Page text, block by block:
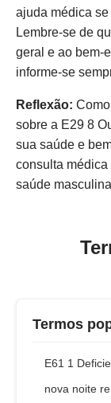
ajuda médica
Lembre-se de
geral e ao bem-
informe-se
Reflexão:
sobre a E29 8
sua saúde e
consulta
saúde
Termos
E61 1
nova noite